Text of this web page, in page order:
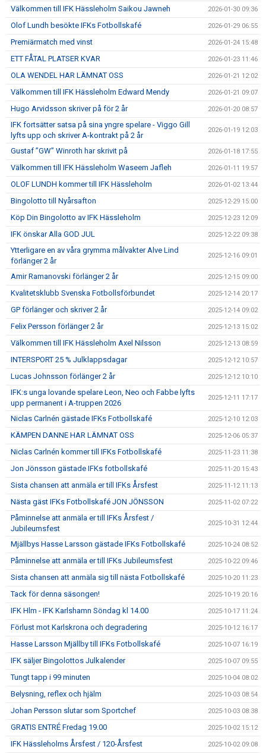
Välkommen till IFK Hässleholm Saikou Jawneh 2026-01-30 09:36
Olof Lundh besökte IFKs Fotbollskafé 2026-01-29 06:55
Premiärmatch med vinst 2026-01-24 15:48
ETT FÅTAL PLATSER KVAR 2026-01-23 11:46
OLA WENDEL HAR LÄMNAT OSS 2026-01-21 12:02
Välkommen till IFK Hässleholm Edward Mendy 2026-01-21 09:07
Hugo Arvidsson skriver på för 2 år 2026-01-20 08:57
IFK fortsätter satsa på sina yngre spelare - Viggo Gill
lyfts upp och skriver A-kontrakt på 2 år
2026-01-19 12:03
Gustaf ”GW” Winroth har skrivit på 2026-01-18 17:55
Välkommen till IFK Hässleholm Waseem Jafleh 2026-01-11 19:57
OLOF LUNDH kommer till IFK Hässleholm 2026-01-02 13:44
Bingolotto till Nyårsafton 2025-12-29 15:00
Köp Din Bingolotto av IFK Hässleholm 2025-12-23 12:09
IFK önskar Alla GOD JUL 2025-12-22 09:38
Ytterligare en av våra grymma målvakter Alve Lind
förlänger 2 år
2025-12-16 09:01
Amir Ramanovski förlänger 2 år 2025-12-15 09:00
Kvalitetsklubb Svenska Fotbollsförbundet 2025-12-14 20:17
GP förlänger och skriver 2 år 2025-12-14 09:02
Felix Persson förlänger 2 år 2025-12-13 15:02
Välkommen till IFK Hässleholm Axel Nilsson 2025-12-13 08:59
INTERSPORT 25 % Julklappsdagar 2025-12-12 10:57
Lucas Johnsson förlänger 2 år 2025-12-12 10:10
IFK:s unga lovande spelare Leon, Neo och Fabbe lyfts
upp permanent i A-truppen 2026
2025-12-11 17:17
Niclas Carlnén gästade IFKs Fotbollskafé 2025-12-10 12:03
KÄMPEN DANNE HAR LÄMNAT OSS 2025-12-06 05:37
Niclas Carlnén kommer till IFKs Fotbollskafé 2025-11-23 11:38
Jon Jönsson gästade IFKs fotbollskafé 2025-11-20 15:43
Sista chansen att anmäla er till IFKs Årsfest 2025-11-12 11:13
Nästa gäst IFKs Fotbollskafé JON JÖNSSON 2025-11-02 07:22
Påminnelse att anmäla er till IFKs Årsfest /
Jubileumsfest
2025-10-31 12:44
Mjällbys Hasse Larsson gästade IFKs Fotbollskafé 2025-10-24 08:52
Påminnelse att anmäla er till IFKs Jubileumsfest 2025-10-22 09:46
Sista chansen att anmäla sig till nästa Fotbollskafé 2025-10-20 11:23
Tack för denna säsongen! 2025-10-19 20:16
IFK Hlm - IFK Karlshamn Söndag kl 14.00 2025-10-17 11:24
Förlust mot Karlskrona och degradering 2025-10-12 16:17
Hasse Larsson Mjällby till IFKs Fotbollskafé 2025-10-07 16:19
IFK säljer Bingolottos Julkalender 2025-10-07 09:55
Tungt tapp i 99 minuten 2025-10-04 08:02
Belysning, reflex och hjälm 2025-10-03 08:54
Johan Persson slutar som Sportchef 2025-10-03 08:38
GRATIS ENTRÉ Fredag 19.00 2025-10-02 15:12
IFK Hässleholms Årsfest / 120-Årsfest 2025-10-02 09:08